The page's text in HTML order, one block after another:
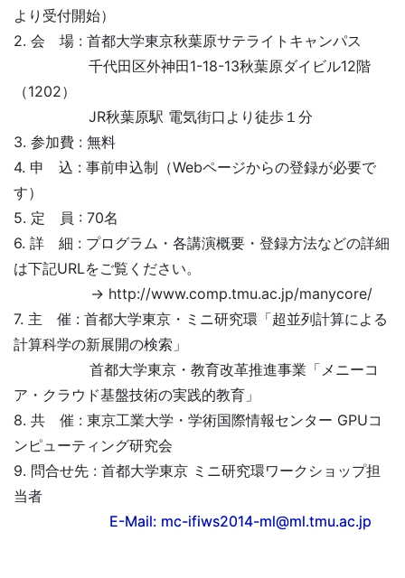
より受付開始）
2. 会 場 : 首都大学東京秋葉原サテライトキャンパス
千代田区外神田1-18-13秋葉原ダイビル12階
（1202）
JR秋葉原駅 電気街口より徒歩１分
3. 参加費 : 無料
4. 申 込 : 事前申込制（Webページからの登録が必要で
す）
5. 定 員 : 70名
6. 詳 細 : プログラム・各講演概要・登録方法などの詳細
は下記URLをご覧ください。
→ http://www.comp.tmu.ac.jp/manycore/
7. 主 催 : 首都大学東京・ミニ研究環「超並列計算による
計算科学の新展開の検索」
首都大学東京・教育改革推進事業「メニーコ
ア・クラウド基盤技術の実践的教育」
8. 共 催 : 東京工業大学・学術国際情報センター GPUコ
ンピューティング研究会
9. 問合せ先 : 首都大学東京 ミニ研究環ワークショップ担
当者
E-Mail: mc-ifiws2014-ml@ml.tmu.ac.jp